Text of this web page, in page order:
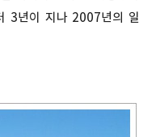
3년이 지나 2007년의 일